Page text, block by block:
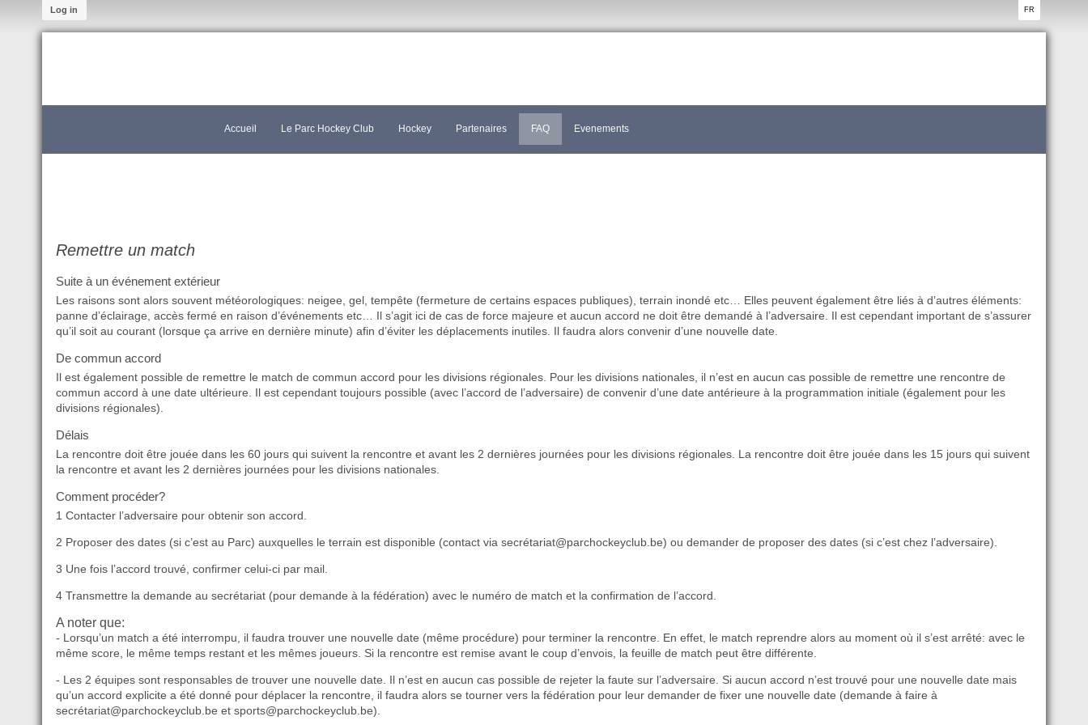
FR
Log in
Accueil Le Parc Hockey Club Hockey Partenaires FAQ Evenements
Remettre un match
Suite à un événement extérieur
Les raisons sont alors souvent météorologiques: neigee, gel, tempête (fermeture de certains espaces publiques), terrain inondé etc… Elles peuvent également être liés à d’autres éléments:
panne d’éclairage, accès fermé en raison d’événements etc… Il s’agit ici de cas de force majeure et aucun accord ne doit être demandé à l’adversaire. Il est cependant important de s’assurer
qu’il soit au courant (lorsque ça arrive en dernière minute) afin d’éviter les déplacements inutiles. Il faudra alors convenir d’une nouvelle date.
De commun accord
Il est également possible de remettre le match de commun accord pour les divisions régionales. Pour les divisions nationales, il n’est en aucun cas possible de remettre une rencontre de
commun accord à une date ultérieure. Il est cependant toujours possible (avec l’accord de l’adversaire) de convenir d’une date antérieure à la programmation initiale (également pour les
divisions régionales).
Délais
La rencontre doit être jouée dans les 60 jours qui suivent la rencontre et avant les 2 dernières journées pour les divisions régionales. La rencontre doit être jouée dans les 15 jours qui suivent
la rencontre et avant les 2 dernières journées pour les divisions nationales.
Comment procéder?
1 Contacter l’adversaire pour obtenir son accord.
2 Proposer des dates (si c’est au Parc) auxquelles le terrain est disponible (contact via secrétariat@parchockeyclub.be) ou demander de proposer des dates (si c’est chez l’adversaire).
3 Une fois l’accord trouvé, confirmer celui-ci par mail.
4 Transmettre la demande au secrétariat (pour demande à la fédération) avec le numéro de match et la confirmation de l’accord.
A noter que:
- Lorsqu’un match a été interrompu, il faudra trouver une nouvelle date (même procédure) pour terminer la rencontre. En effet, le match reprendre alors au moment où il s’est arrêté: avec le
même score, le même temps restant et les mêmes joueurs. Si la rencontre est remise avant le coup d’envois, la feuille de match peut être différente.
- Les 2 équipes sont responsables de trouver une nouvelle date. Il n’est en aucun cas possible de rejeter la faute sur l’adversaire. Si aucun accord n’est trouvé pour une nouvelle date mais
qu’un accord explicite a été donné pour déplacer la rencontre, il faudra alors se tourner vers la fédération pour leur demander de fixer une nouvelle date (demande à faire à
secrétariat@parchockeyclub.be et sports@parchockeyclub.be).